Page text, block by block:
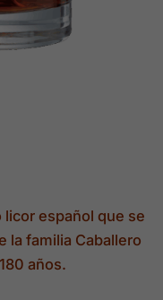
español que se
la familia Caballero
años.